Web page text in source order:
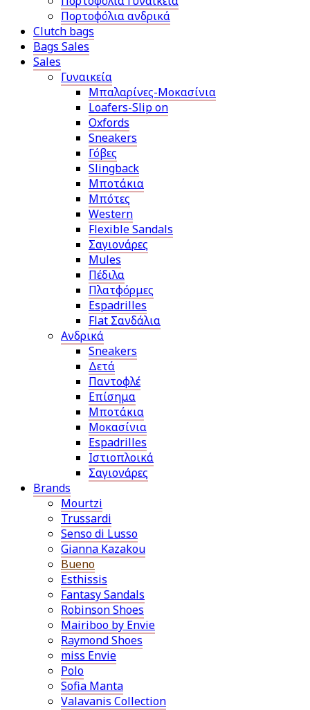
Πορτοφόλια ανδρικά
Clutch bags
Bags Sales
Sales
Γυναικεία
Μπαλαρίνες-Μοκασίνια
Loafers-Slip on
Oxfords
Sneakers
Γόβες
Slingback
Μποτάκια
Μπότες
Western
Flexible Sandals
Σαγιονάρες
Mules
Πέδιλα
Πλατφόρμες
Espadrilles
Flat Σανδάλια
Ανδρικά
Sneakers
Δετά
Παντοφλέ
Επίσημα
Μποτάκια
Μοκασίνια
Espadrilles
Ιστιοπλοικά
Σαγιονάρες
Brands
Mourtzi
Trussardi
Senso di Lusso
Gianna Kazakou
Bueno
Esthissis
Fantasy Sandals
Robinson Shoes
Mairiboo by Envie
Raymond Shoes
miss Envie
Polo
Sofia Manta
Valavanis Collection